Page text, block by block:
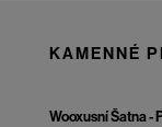
KAMENNÉ
Wooxusní Šatna -